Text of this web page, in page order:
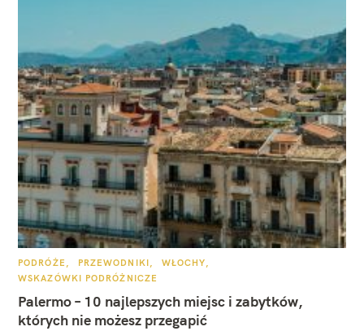
K
T
G
R
PODRÓŻE PRZEWODNIKI
WŁOCHY
WSKAZÓWKI PODRÓŻNICZE
Palermo – 10 najlepszych miejsc i zabytków,
których nie możesz przegapić